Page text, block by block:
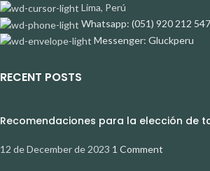
Lima, Perú
Whatsapp: (051) 920 212 547
Messenger: Gluckperu
RECENT POSTS
Recomendaciones para la elección de
12 de December de 2023 1 Comment